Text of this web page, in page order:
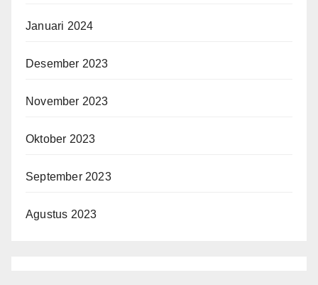
Januari 2024
Desember 2023
November 2023
Oktober 2023
September 2023
Agustus 2023